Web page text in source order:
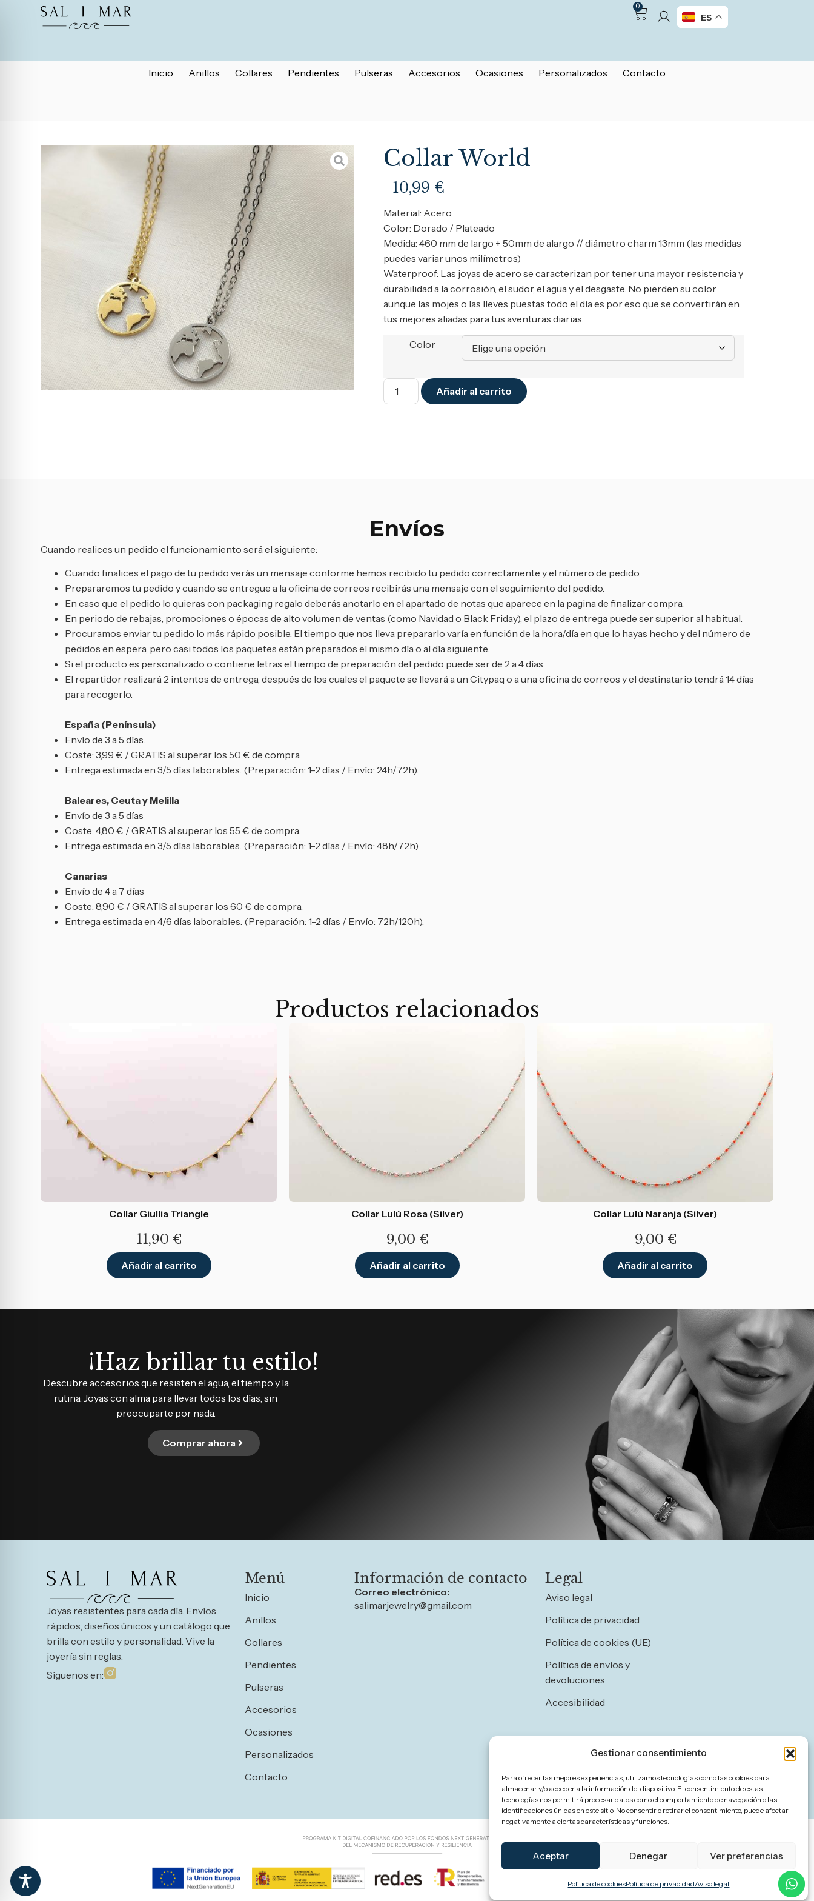
Gestionar consentimiento
Para ofrecer las mejores experiencias, utilizamos tecnologías como las cookies para
almacenar y/o acceder a la información del dispositivo. El consentimiento de estas
tecnologías nos permitirá procesar datos como el comportamiento de navegación o las
identificaciones únicas en este sitio. No consentir o retirar el consentimiento, puede afectar
negativamente a ciertas características y funciones.
Aceptar Denegar Ver preferencias
Política de cookiesPolítica de privacidadAviso legal
0
ES
Inicio Anillos Collares Pendientes Pulseras Accesorios Ocasiones Personalizados Contacto
Collar World
10,99 €
Material: Acero
Color: Dorado / Plateado
Medida: 460 mm de largo + 50mm de alargo // diámetro charm 13mm (las medidas
puedes variar unos milímetros)
Waterproof: Las joyas de acero se caracterizan por tener una mayor resistencia y
durabilidad a la corrosión, el sudor, el agua y el desgaste. No pierden su color
aunque las mojes o las lleves puestas todo el día es por eso que se convertirán en
tus mejores aliadas para tus aventuras diarias.
Color
Añadir al carrito
Envíos
Cuando realices un pedido el funcionamiento será el siguiente:
Cuando finalices el pago de tu pedido verás un mensaje conforme hemos recibido tu pedido correctamente y el número de pedido.
Prepararemos tu pedido y cuando se entregue a la oficina de correos recibirás una mensaje con el seguimiento del pedido.
En caso que el pedido lo quieras con packaging regalo deberás anotarlo en el apartado de notas que aparece en la pagina de finalizar compra.
En periodo de rebajas, promociones o épocas de alto volumen de ventas (como Navidad o Black Friday), el plazo de entrega puede ser superior al habitual.
Procuramos enviar tu pedido lo más rápido posible. El tiempo que nos lleva prepararlo varía en función de la hora/día en que lo hayas hecho y del número de
pedidos en espera, pero casi todos los paquetes están preparados el mismo día o al día siguiente.
Si el producto es personalizado o contiene letras el tiempo de preparación del pedido puede ser de 2 a 4 días.
El repartidor realizará 2 intentos de entrega, después de los cuales el paquete se llevará a un Citypaq o a una oficina de correos y el destinatario tendrá 14 días
para recogerlo.
España (Península)
Envío de 3 a 5 días.
Coste: 3,99 € / GRATIS al superar los 50 € de compra.
Entrega estimada en 3/5 días laborables. (Preparación: 1-2 días / Envío: 24h/72h).
Baleares, Ceuta y Melilla
Envío de 3 a 5 días
Coste: 4,80 € / GRATIS al superar los 55 € de compra.
Entrega estimada en 3/5 días laborables. (Preparación: 1-2 días / Envío: 48h/72h).
Canarias
Envío de 4 a 7 días
Coste: 8,90 € / GRATIS al superar los 60 € de compra.
Entrega estimada en 4/6 días laborables. (Preparación: 1-2 días / Envío: 72h/120h).
Productos relacionados
Collar Giullia Triangle
11,90 €
Añadir al carrito
Collar Lulú Rosa (Silver)
9,00 €
Añadir al carrito
Collar Lulú Naranja (Silver)
9,00 €
Añadir al carrito
¡Haz brillar tu estilo!
Descubre accesorios que resisten el agua, el tiempo y la
rutina. Joyas con alma para llevar todos los días, sin
preocuparte por nada.
Comprar ahora
Joyas resistentes para cada día. Envíos
rápidos, diseños únicos y un catálogo que
brilla con estilo y personalidad. Vive la
joyería sin reglas.
Síguenos en:
Menú
Inicio
Anillos
Collares
Pendientes
Pulseras
Accesorios
Ocasiones
Personalizados
Contacto
Información de contacto
Correo electrónico:
salimarjewelry@gmail.com
Legal
Aviso legal
Política de privacidad
Política de cookies (UE)
Política de envíos y
devoluciones
Accesibilidad